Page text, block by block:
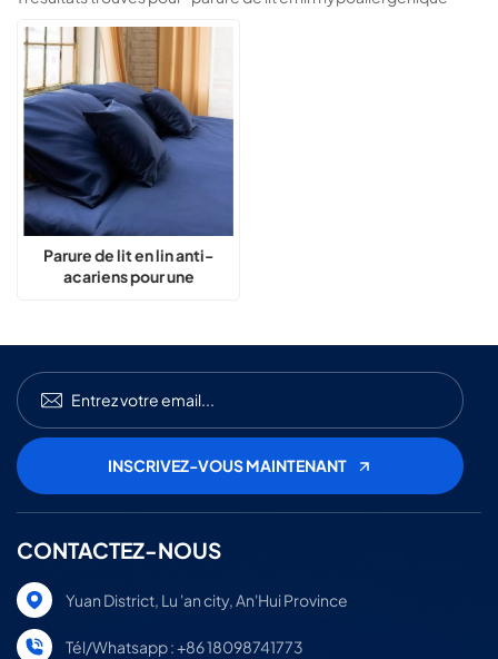
Parure de lit en lin anti-
acariens pour une
CONTACTEZ-NOUS
Yuan District, Lu 'an city, An'Hui Province
Tél/Whatsapp : +86 18098741773